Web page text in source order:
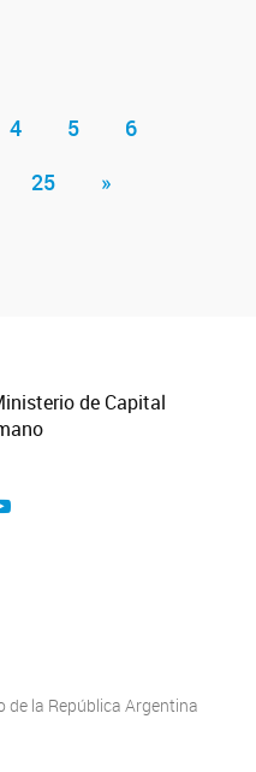
4 5
6
25 »
la República Argentina